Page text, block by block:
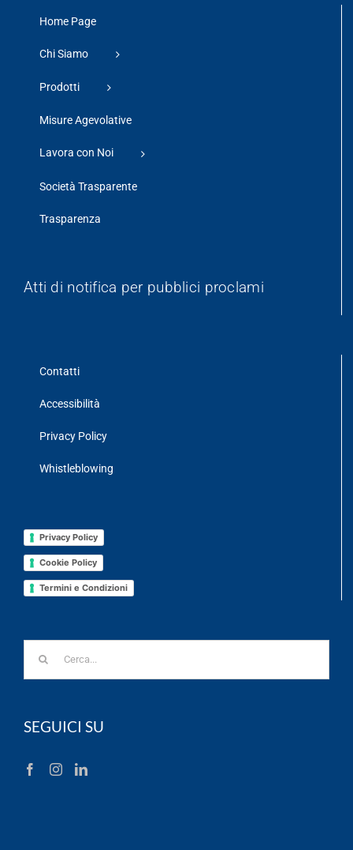
Home Page
Chi Siamo
Prodotti
Misure Agevolative
Lavora con Noi
Società Trasparente
Trasparenza
Atti di notifica per pubblici proclami
Contatti
Accessibilità
Privacy Policy
Whistleblowing
Privacy Policy
Cookie Policy
Termini e Condizioni
Cerca
per:
SEGUICI SU